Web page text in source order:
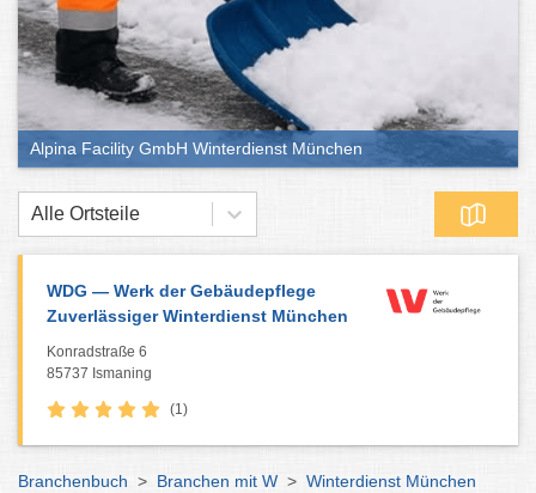
Alpina Facility GmbH Winterdienst München
Alle Ortsteile
WDG — Werk der Gebäudepflege
Zuverlässiger Winterdienst München
Konradstraße 6
85737 Ismaning
(1)
Branchenbuch > Branchen mit W > Winterdienst München